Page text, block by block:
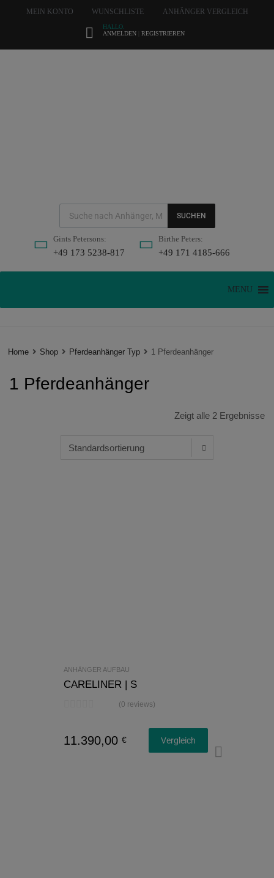
MEIN KONTO WUNSCHLISTE ANHÄNGER VERGLEICH
HALLO.
ANMELDEN
REGISTRIEREN
SUCHEN
Gints Petersons:
+49 173 5238-817
Birthe Peters:
+49 171 4185-666
MENU
Home Shop Pferdeanhänger Typ 1 Pferdeanhänger
1 Pferdeanhänger
Zeigt alle 2 Ergebnisse
ANHÄNGER AUFBAU
CARELINER | S
(0 reviews)
11.390,00 €
Vergleich